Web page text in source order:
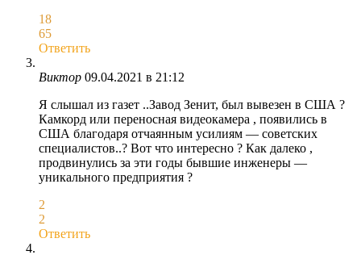
18
65
Ответить
Виктор 09.04.2021 в 21:12
Я слышал из газет ..Завод Зенит, был вывезен в США ?
Камкорд или переносная видеокамера , появились в
США благодаря отчаянным усилиям — советских
специалистов..? Вот что интересно ? Как далеко ,
продвинулись за эти годы бывшие инженеры —
уникального предприятия ?
2
2
Ответить